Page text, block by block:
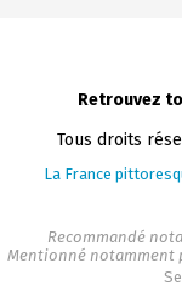
Retrouvez
Tous droits
La France
Recommandé
Mentionné notamment